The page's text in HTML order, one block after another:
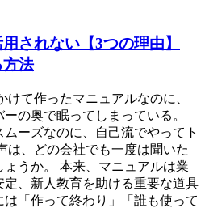
されない【3つの理由】
方法
て作ったマニュアルなのに、
の奥で眠ってしまっている。
ーズなのに、自己流でやってト
は、どの会社でも一度は聞いた
うか。 本来、マニュアルは業
、新人教育を助ける重要な道具
「作って終わり」「誰も使って